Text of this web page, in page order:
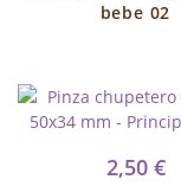
bebe 02
2,50 €